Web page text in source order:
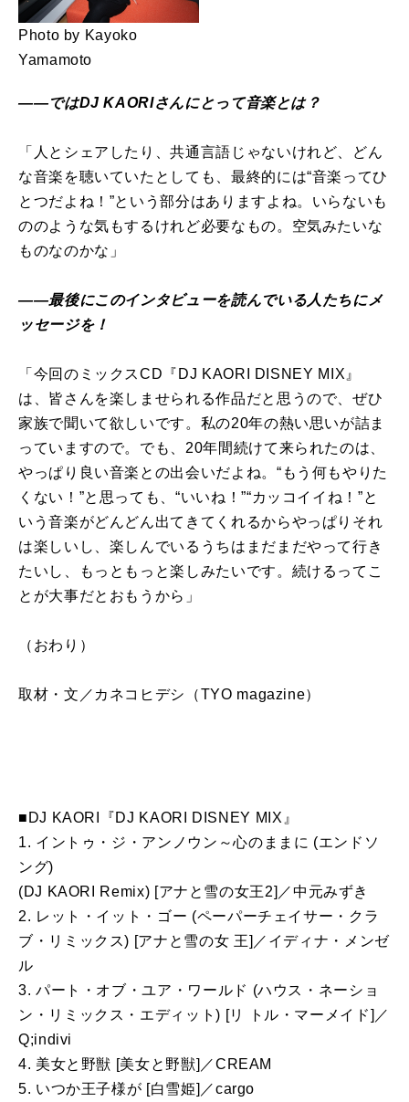
Photo by Kayoko
Yamamoto
――ではDJ KAORIさんにとって音楽とは？
「人とシェアしたり、共通言語じゃないけれど、どん
な音楽を聴いていたとしても、最終的には“音楽ってひ
とつだよね！”という部分はありますよね。いらないも
ののような気もするけれど必要なもの。空気みたいな
ものなのかな」
――最後にこのインタビューを読んでいる人たちにメ
ッセージを！
「今回のミックスCD『DJ KAORI DISNEY MIX』
は、皆さんを楽しませられる作品だと思うので、ぜひ
家族で聞いて欲しいです。私の20年の熱い思いが詰ま
っていますので。でも、20年間続けて来られたのは、
やっぱり良い音楽との出会いだよね。“もう何もやりた
くない！”と思っても、“いいね！”“カッコイイね！”と
いう音楽がどんどん出てきてくれるからやっぱりそれ
は楽しいし、楽しんでいるうちはまだまだやって行き
たいし、もっともっと楽しみたいです。続けるってこ
とが大事だとおもうから」
（おわり）
取材・文／カネコヒデシ（TYO magazine）
■DJ KAORI『DJ KAORI DISNEY MIX』
1. イントゥ・ジ・アンノウン～心のままに (エンドソ
ング)
(DJ KAORI Remix) [アナと雪の女王2]／中元みずき
2. レット・イット・ゴー (ペーパーチェイサー・クラ
ブ・リミックス) [アナと雪の女 王]／イディナ・メンゼ
ル
3. パート・オブ・ユア・ワールド (ハウス・ネーショ
ン・リミックス・エディット) [リ トル・マーメイド]／
Q;indivi
4. 美女と野獣 [美女と野獣]／CREAM
5. いつか王子様が [白雪姫]／cargo